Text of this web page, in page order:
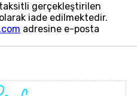
gerçekleştirilen
iade edilmektedir.
adresine e-posta